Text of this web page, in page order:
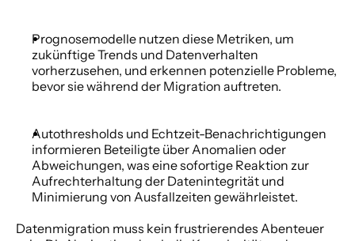
Prognosemodelle nutzen diese Metriken, um
zukünftige Trends und Datenverhalten
vorherzusehen, und erkennen potenzielle Probleme,
bevor sie während der Migration auftreten.
Autothresholds und Echtzeit-Benachrichtigungen
informieren Beteiligte über Anomalien oder
Abweichungen, was eine sofortige Reaktion zur
Aufrechterhaltung der Datenintegrität und
Minimierung von Ausfallzeiten gewährleistet.
Datenmigration muss kein frustrierendes Abenteuer